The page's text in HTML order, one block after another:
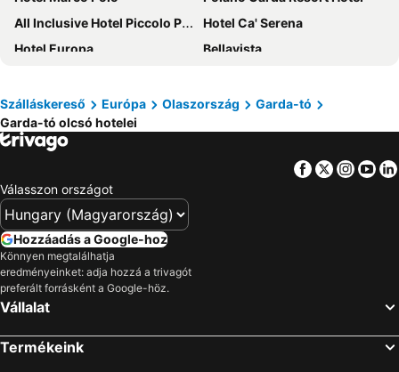
All Inclusive Hotel Piccolo Paradiso
Hotel Ca' Serena
Hotel Europa
Bellavista
Hotel Villa Maria
Hotel Riviera
Hotel Sole - La Fenice
Hotel Palme & Suite
Hotel Villa Olivo
Hotel Arena
Hotel Sirmione Terme
Hotel Marina
Hotel Smeraldo
Park Hotel Oasi
Albergo Al Pescatore
Gardaland Hotel
Szálláskereső Európa Olaszország
Garda-tó
Garda-tó olcsó hotelei
Facebook
Twitter
Válasszon országot
Hozzáadás a Google-hoz
Könnyen megtalálhatja
eredményeinket: adja hozzá a trivagót
preferált forrásként a Google-höz.
Vállalat
Termékeink